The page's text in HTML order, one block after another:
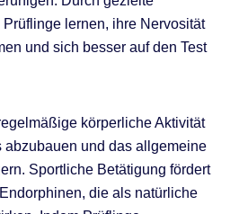
lernen, ihre Nervosität
und sich besser auf den Test
körperliche Aktivität
abzubauen und das allgemeine
Sportliche Betätigung fördert
die als natürliche